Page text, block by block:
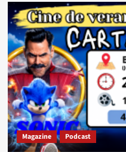
Magazine Podcast